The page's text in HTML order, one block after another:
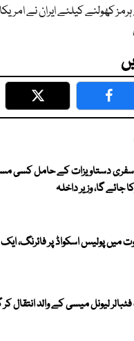
Twitter
دستاویزات کے حامل کسی
جائے گا، وزیر داخلہ
میں پولیس اسکواڈ پر فائرنگ، ایک
لیونل میسی کے والد انتقال